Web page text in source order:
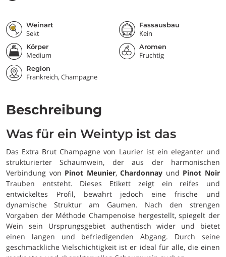
Weinart
Sekt
Fassausbau
Kein
Körper
Medium
Aromen
Fruchtig
Region
Frankreich, Champagne
Beschreibung
Was für ein Weintyp ist das
Das Extra Brut Champagne von Laurier ist ein eleganter und
strukturierter Schaumwein, der aus der harmonischen
Verbindung von Pinot Meunier,Chardonnay und Pinot Noir
Trauben entsteht. Dieses Etikett zeigt ein reifes und
entwickeltes Profil, bewahrt jedoch eine frische und
dynamische Struktur am Gaumen. Nach den strengen
Vorgaben der Méthode Champenoise hergestellt, spiegelt der
Wein sein Ursprungsgebiet authentisch wider und bietet
einen langen und befriedigenden Abgang. Durch seine
geschmackliche Vielschichtigkeit ist er ideal für alle, die einen